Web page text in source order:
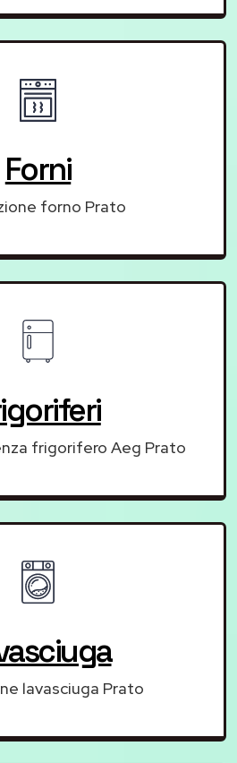
Forni
forno Prato
frigorifero Aeg Prato
lavasciuga Prato